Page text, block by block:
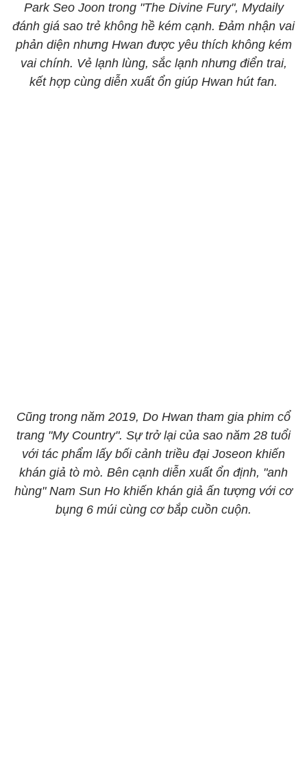
Park Seo Joon trong "The Divine Fury", Mydaily
đánh giá sao trẻ không hề kém cạnh. Đảm nhận vai
phản diện nhưng Hwan được yêu thích không kém
vai chính. Vẻ lạnh lùng, sắc lạnh nhưng điển trai,
kết hợp cùng diễn xuất ổn giúp Hwan hút fan.
Cũng trong năm 2019, Do Hwan tham gia phim cổ
trang "My Country". Sự trở lại của sao năm 28 tuổi
với tác phẩm lấy bối cảnh triều đại Joseon khiến
khán giả tò mò. Bên cạnh diễn xuất ổn định, "anh
hùng" Nam Sun Ho khiến khán giả ấn tượng với cơ
bụng 6 múi cùng cơ bắp cuồn cuộn.